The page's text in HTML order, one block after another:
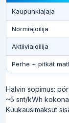
Kaupunkiajaja
Normiajoilija
Aktiiviajoilija
Perhe + pitkät
Halvin sopimus:
~5 snt/kWh
Kuukausimaksut